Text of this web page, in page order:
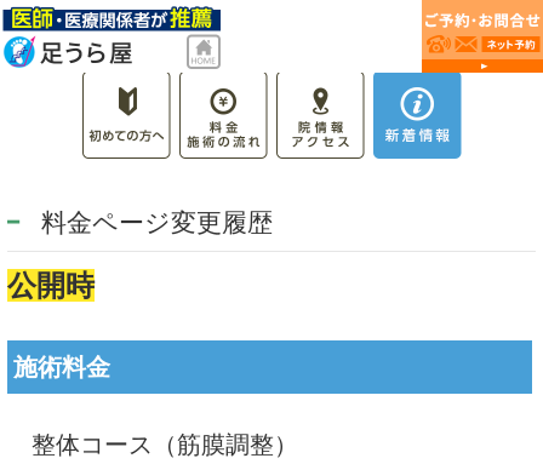
料金ページ変更履歴
公開時
施術料金
整体コース（筋膜調整）